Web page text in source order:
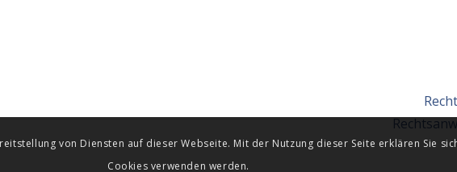
von Diensten auf dieser Webseite. Mit der Nutzung dieser Seite erklären Sie
Cookies verwenden werden.